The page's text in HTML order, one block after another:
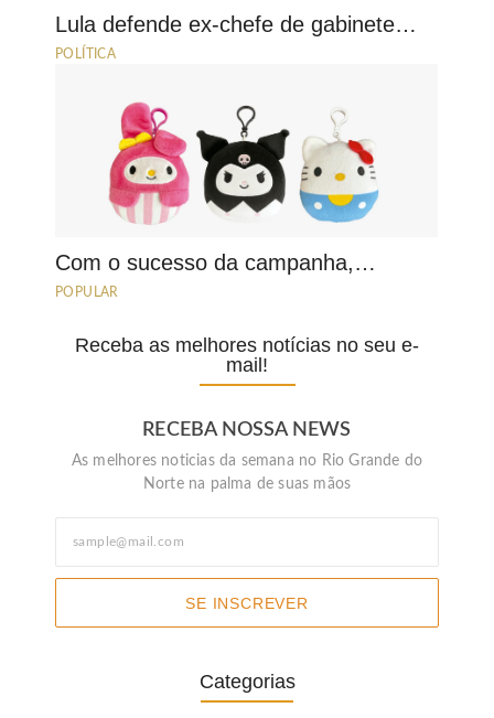
Lula defende ex-chefe de gabinete…
POLÍTICA
Com o sucesso da campanha,…
POPULAR
Receba as melhores notícias no seu e-
mail!
RECEBA NOSSA NEWS
As melhores noticias da semana no Rio Grande do
Norte na palma de suas mãos
SE INSCREVER
Categorias